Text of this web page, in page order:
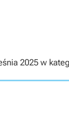
2025 w